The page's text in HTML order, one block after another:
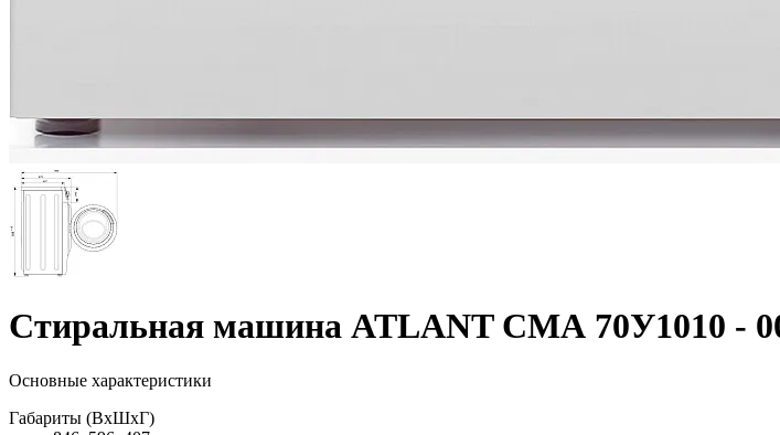
Стиральная машина ATLANT СМА 70У1010 -
Основные характеристики
Габариты (ВхШхГ)